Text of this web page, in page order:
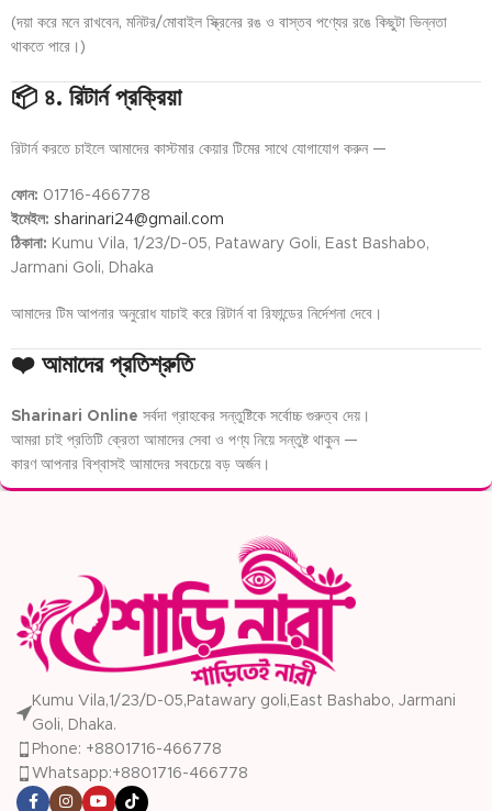
(দয়া করে মনে রাখবেন, মনিটর/মোবাইল স্ক্রিনের রঙ ও বাস্তব পণ্যের রঙে কিছুটা ভিন্নতা
থাকতে পারে।)
📦 ৪. রিটার্ন প্রক্রিয়া
রিটার্ন করতে চাইলে আমাদের কাস্টমার কেয়ার টিমের সাথে যোগাযোগ করুন —
ফোন: 01716-466778
ইমেইল: sharinari24@gmail.com
ঠিকানা: Kumu Vila, 1/23/D-05, Patawary Goli, East Bashabo,
Jarmani Goli, Dhaka
আমাদের টিম আপনার অনুরোধ যাচাই করে রিটার্ন বা রিফান্ডের নির্দেশনা দেবে।
❤️ আমাদের প্রতিশ্রুতি
Sharinari Online সর্বদা গ্রাহকের সন্তুষ্টিকে সর্বোচ্চ গুরুত্ব দেয়।
আমরা চাই প্রতিটি ক্রেতা আমাদের সেবা ও পণ্য নিয়ে সন্তুষ্ট থাকুন —
কারণ আপনার বিশ্বাসই আমাদের সবচেয়ে বড় অর্জন।
Kumu Vila,1/23/D-05,Patawary goli,East Bashabo, Jarmani
Goli, Dhaka.
Phone: +8801716-466778
Whatsapp:+8801716-466778